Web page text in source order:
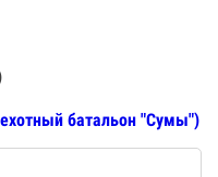
батальон "Сумы")